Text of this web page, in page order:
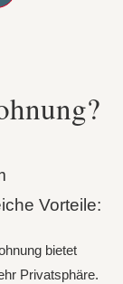
Vorteile:
bietet
Privatsphäre.